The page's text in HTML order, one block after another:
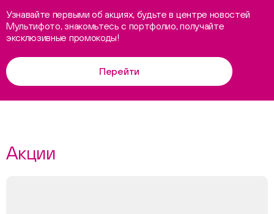
Узнавайте первыми об акциях, будьте в центре новостей
Мультифото, знакомьтесь с портфолио, получайте
эксклюзивные промокоды!
Перейти
Акции